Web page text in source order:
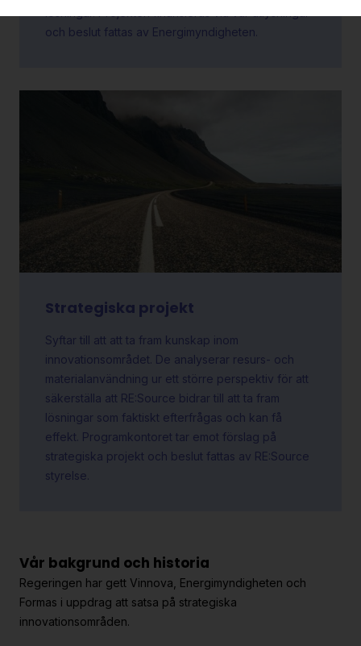
lösningar. Projekten finansieras via vår utlysningar
och beslut fattas av Energimyndigheten.
Strategiska projekt
Syftar till att att ta fram kunskap inom
innovationsområdet. De analyserar resurs- och
materialanvändning ur ett större perspektiv för att
säkerställa att RE:Source bidrar till att ta fram
lösningar som faktiskt efterfrågas och kan få
effekt. Programkontoret tar emot förslag på
strategiska projekt och beslut fattas av RE:Source
styrelse.
Vår bakgrund och historia
Regeringen har gett Vinnova, Energimyndigheten och
Formas i uppdrag att satsa på strategiska
innovationsområden.